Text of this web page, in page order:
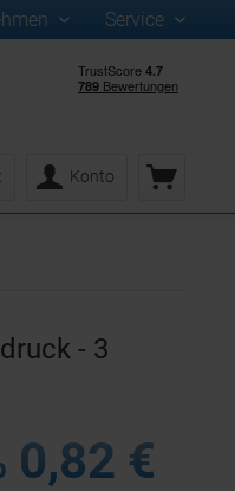
Service
Konto
- 3
0,82 €